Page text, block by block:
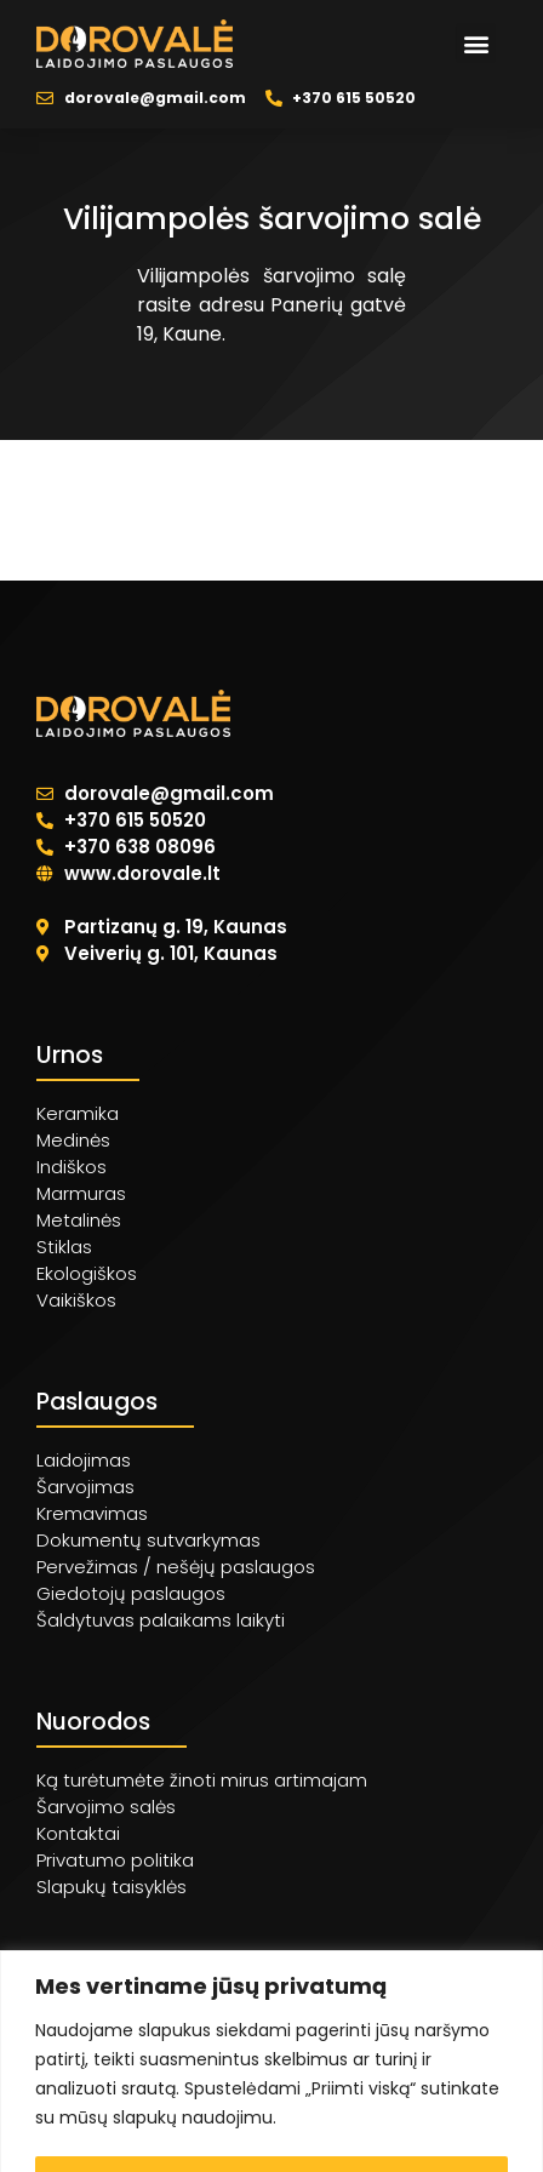
Mes vertiname jūsų privatumą
Naudojame slapukus siekdami pagerinti jūsų naršymo
patirtį, teikti suasmenintus skelbimus ar turinį ir
analizuoti srautą. Spustelėdami „Priimti viską“ sutinkate
su mūsų slapukų naudojimu.
dorovale@gmail.com +370 615 50520
Vilijampolės šarvojimo salė
Vilijampolės šarvojimo salę
rasite adresu Panerių gatvė
19, Kaune.
dorovale@gmail.com
+370 615 50520
+370 638 08096
www.dorovale.lt
Partizanų g. 19, Kaunas
Veiverių g. 101, Kaunas
Urnos
Keramika
Medinės
Indiškos
Marmuras
Metalinės
Stiklas
Ekologiškos
Vaikiškos
Paslaugos
Laidojimas
Šarvojimas
Kremavimas
Dokumentų sutvarkymas
Pervežimas / nešėjų paslaugos
Giedotojų paslaugos
Šaldytuvas palaikams laikyti
Nuorodos
Ką turėtumėte žinoti mirus artimajam
Šarvojimo salės
Kontaktai
Privatumo politika
Slapukų taisyklės
©UAB Dorovalė- 2023. Visos teisės saugomos